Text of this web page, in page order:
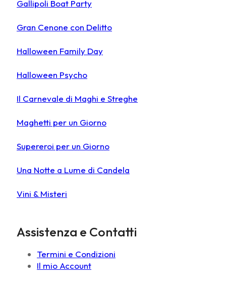
Gallipoli Boat Party
Gran Cenone con Delitto
Halloween Family Day
Halloween Psycho
Il Carnevale di Maghi e Streghe
Maghetti per un Giorno
Supereroi per un Giorno
Una Notte a Lume di Candela
Vini & Misteri
Assistenza e Contatti
Termini e Condizioni
Il mio Account